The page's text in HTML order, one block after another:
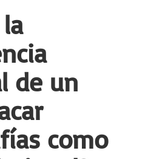
de un
como